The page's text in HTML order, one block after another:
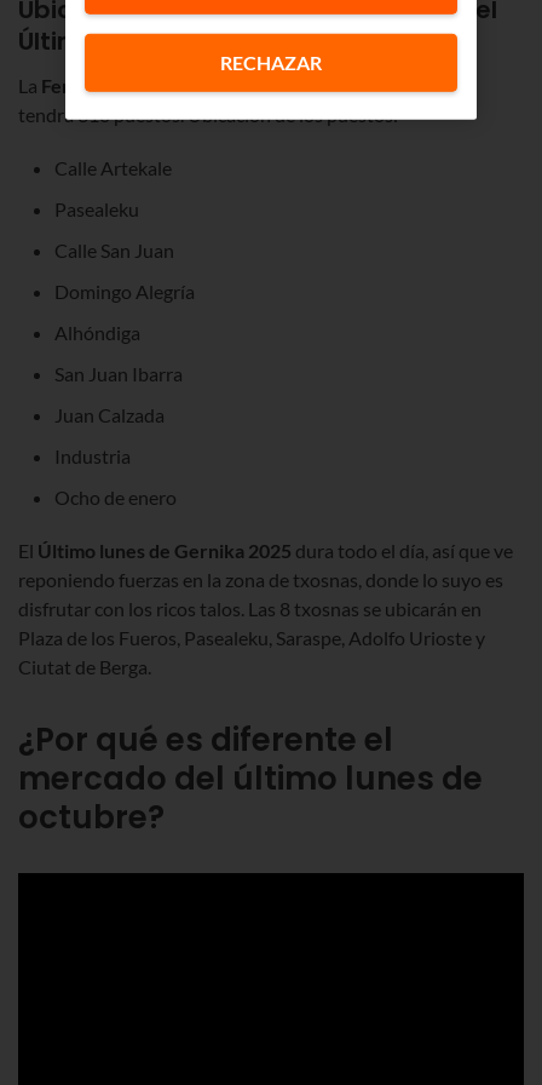
Ubicación de puestos del mercado del
Último Lunes de Gernika 2025
La Feria del Último Lunes de octubre de Gernika 2025
tendrá 310 puestos. Ubicación de los puestos:
Calle Artekale
Pasealeku
Calle San Juan
Domingo Alegría
Alhóndiga
San Juan Ibarra
Juan Calzada
Industria
Ocho de enero
El Último lunes de Gernika 2025 dura todo el día, así que ve
reponiendo fuerzas en la zona de txosnas, donde lo suyo es
disfrutar con los ricos talos. Las 8 txosnas se ubicarán en
Plaza de los Fueros, Pasealeku, Saraspe, Adolfo Urioste y
Ciutat de Berga.
¿Por qué es diferente el
mercado del último lunes de
octubre?
RECHAZAR